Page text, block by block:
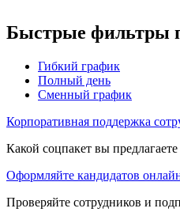
Быстрые фильтры
Гибкий график
Полный день
Сменный график
Корпоративная поддержка
Какой соцпакет вы
Оформляйте кандидатов
Проверяйте сотрудников и